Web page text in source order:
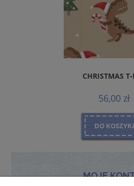
CHRISTMAS T-
56,00 zł
DO
MOJE